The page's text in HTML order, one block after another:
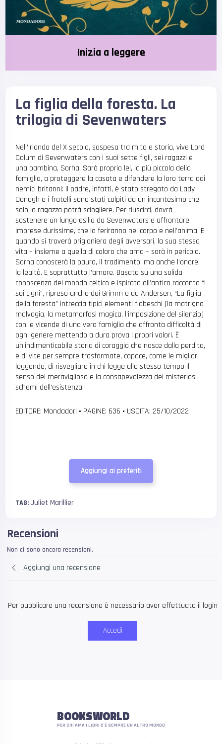
Inizia a leggere
La figlia della foresta. La
trilogia di Sevenwaters
Nell’Irlanda del X secolo, sospesa tra mito e storia, vive Lord
Colum di Sevenwaters con i suoi sette figli, sei ragazzi e
una bambina, Sorha. Sarà proprio lei, la più piccola della
famiglia, a proteggere la casata e difendere la loro terra dai
nemici britanni: il padre, infatti, è stato stregato da Lady
Oonagh e i fratelli sono stati colpiti da un incantesimo che
solo la ragazza potrà sciogliere. Per riuscirci, dovrà
sostenere un lungo esilio da Sevenwaters e affrontare
imprese durissime, che la feriranno nel corpo e nell’anima. E
quando si troverà prigioniera degli avversari, la sua stessa
vita – insieme a quella di coloro che ama – sarà in pericolo.
Sorha conoscerà la paura, il tradimento, ma anche l’onore,
la lealtà. E soprattutto l’amore. Basato su una solida
conoscenza del mondo celtico e ispirato all’antico racconto “I
sei cigni”, ripreso anche dai Grimm e da Andersen, “La figlia
della foresta” intreccia tipici elementi fiabeschi (la matrigna
malvagia, la metamorfosi magica, l’imposizione del silenzio)
con le vicende di una vera famiglia che affronta difficoltà di
ogni genere mettendo a dura prova i propri valori. È
un’indimenticabile storia di coraggio che nasce dalla perdita,
e di vite per sempre trasformate, capace, come le migliori
leggende, di risvegliare in chi legge allo stesso tempo il
senso del meraviglioso e la consapevolezza dei misteriosi
schemi dell’esistenza.
EDITORE: Mondadori • PAGINE: 636 • USCITA: 25/10/2022
Aggiungi ai preferiti
TAG: Juliet Marillier
Recensioni
Non ci sono ancora recensioni.
Aggiungi una recensione
Per pubblicare una recensione è necessario aver effettuato il login
Accedi
BOOKSWORLD
PER CHI AMA I LIBRI C'È SEMPRE UN ALTRO MONDO